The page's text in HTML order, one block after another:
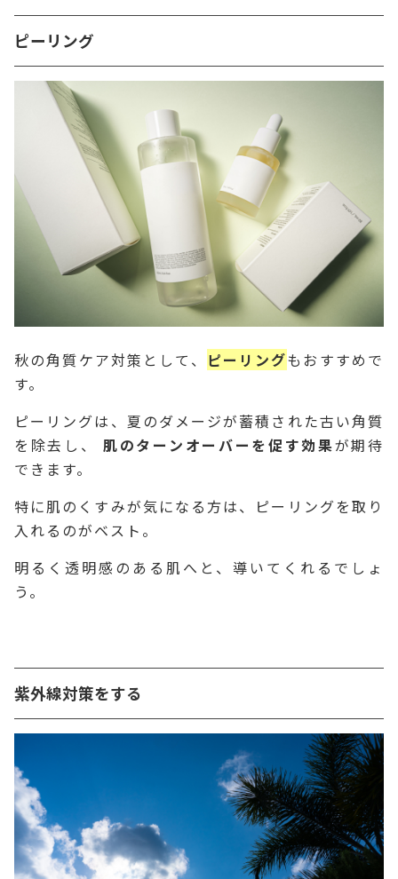
ピーリング
秋の角質ケア対策として、 ピーリングもおすすめで
す。
ピーリングは、夏のダメージが蓄積された古い角質
を除去し、
肌のターンオーバーを促す効果が期待
できます。
特に肌のくすみが気になる方は、ピーリングを取り
入れるのがベスト。
明るく透明感のある肌へと、導いてくれるでしょ
う。
紫外線対策をする